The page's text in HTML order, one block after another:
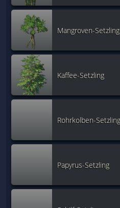
Mangroven-Setzling
Kaffee-Setzling
Rohrkolben-Setzling
Papyrus-Setzling